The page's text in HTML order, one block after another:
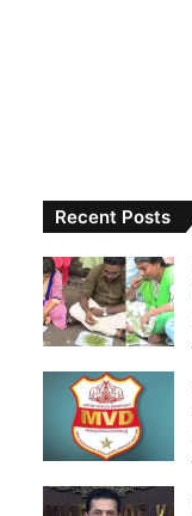
Recent Posts